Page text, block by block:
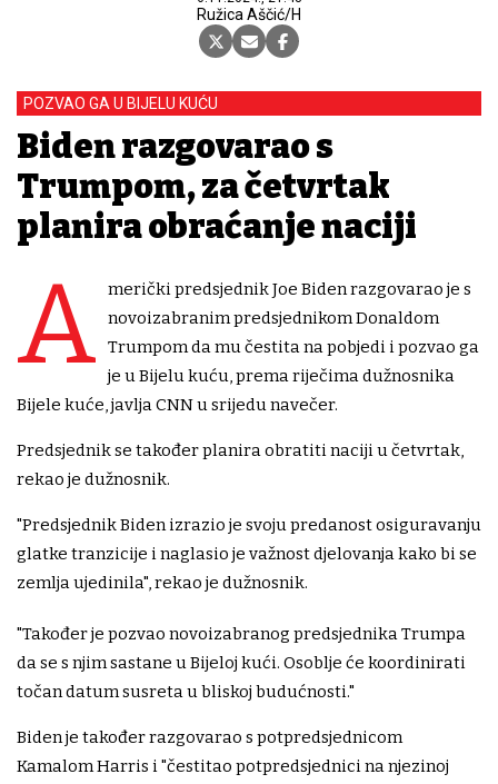
Ružica Aščić/H
POZVAO GA U BIJELU KUĆU
Biden razgovarao s
Trumpom, za četvrtak
planira obraćanje naciji
A
merički predsjednik Joe Biden razgovarao je s
novoizabranim predsjednikom Donaldom
Trumpom da mu čestita na pobjedi i pozvao ga
je u Bijelu kuću, prema riječima dužnosnika
Bijele kuće, javlja CNN u srijedu navečer.
Predsjednik se također planira obratiti naciji u četvrtak,
rekao je dužnosnik.
"Predsjednik Biden izrazio je svoju predanost osiguravanju
glatke tranzicije i naglasio je važnost djelovanja kako bi se
zemlja ujedinila", rekao je dužnosnik.
"Također je pozvao novoizabranog predsjednika Trumpa
da se s njim sastane u Bijeloj kući. Osoblje će koordinirati
točan datum susreta u bliskoj budućnosti."
Biden je također razgovarao s potpredsjednicom
Kamalom Harris i "čestitao potpredsjednici na njezinoj